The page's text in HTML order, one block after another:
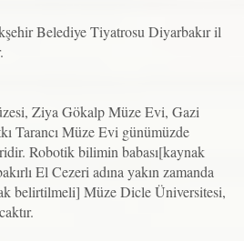
Belediye Tiyatrosu Diyarbakır il
Ziya Gökalp Müze Evi, Gazi
Tarancı Müze Evi günümüzde
Robotik bilimin babası[kaynak
El Cezeri adına yakın zamanda
belirtilmeli] Müze Dicle Üniversitesi,